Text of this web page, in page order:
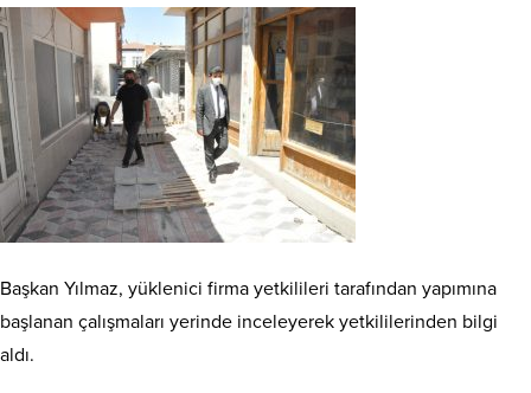
Başkan Yılmaz, yüklenici firma yetkilileri tarafından yapımına
başlanan çalışmaları yerinde inceleyerek yetkililerinden bilgi
aldı.